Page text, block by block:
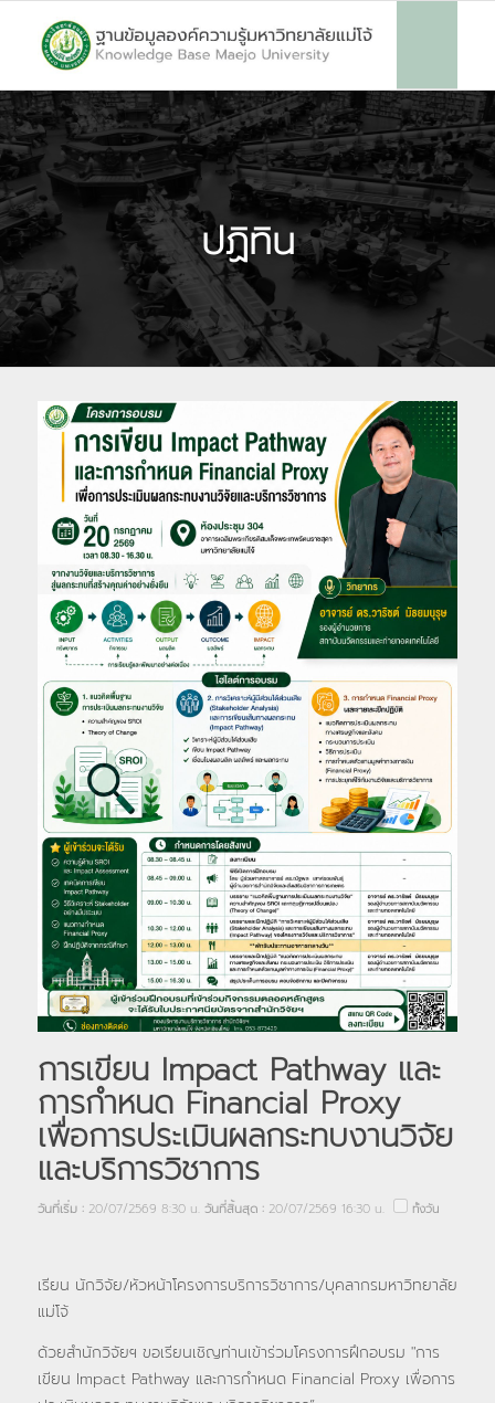
ปฏิทิน
การเขียน Impact Pathway และ
การกำหนด Financial Proxy
เพื่อการประเมินผลกระทบงานวิจัย
และบริการวิชาการ
วันที่เริ่ม : 20/07/2569 8:30 น. วันที่สิ้นสุด : 20/07/2569 16:30 น. ทั้งวัน
เรียน นักวิจัย/หัวหน้าโครงการบริการวิชาการ/บุคลากรมหาวิทยาลัย
แม่โจ้
ด้วยสำนักวิจัยฯ ขอเรียนเชิญท่านเข้าร่วมโครงการฝึกอบรม "การ
เขียน Impact Pathway และการกำหนด Financial Proxy เพื่อการ